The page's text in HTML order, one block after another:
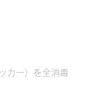
カー）を全消毒